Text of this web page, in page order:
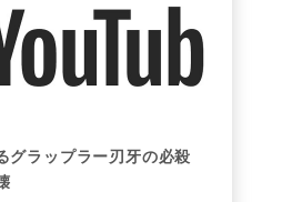
グラップラー刃牙の必殺